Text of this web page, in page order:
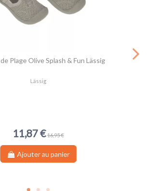
pour fermer et les bords du chapeau qui
pas trop et qui tiennent en place lorsqu on
à 11:52(Date de commande : 18/07/2023)
Plage Olive Splash & Fun Lässig
Lässig
11,87 € 16,95 €
Ajouter au panier